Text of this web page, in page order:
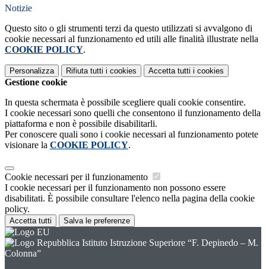
Notizie
Questo sito o gli strumenti terzi da questo utilizzati si avvalgono di
cookie necessari al funzionamento ed utili alle finalità illustrate nella
COOKIE POLICY.
Personalizza Rifiuta tutti i cookies Accetta tutti i cookies
Gestione cookie
In questa schermata è possibile scegliere quali cookie consentire.
I cookie necessari sono quelli che consentono il funzionamento della
piattaforma e non è possibile disabilitarli.
Per conoscere quali sono i cookie necessari al funzionamento potete
visionare la COOKIE POLICY.
Cookie necessari per il funzionamento
I cookie necessari per il funzionamento non possono essere
disabilitati. È possibile consultare l'elenco nella pagina della cookie
policy.
Accetta tutti Salva le preferenze
Istituto Istruzione Superiore “F. Depinedo – M.
Colonna”